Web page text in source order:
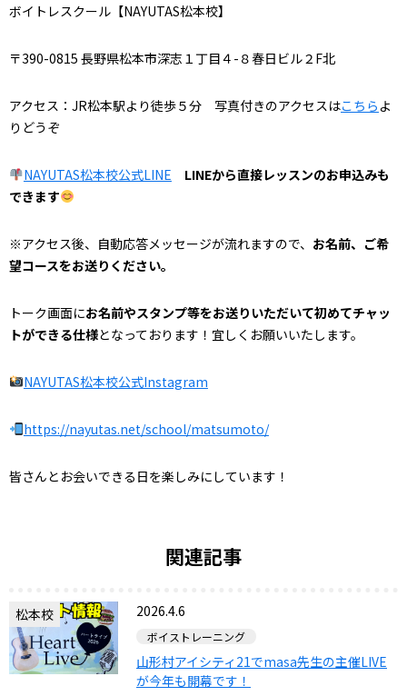
ボイトレスクール【NAYUTAS松本校】
〒390-0815 長野県松本市深志１丁目４-８春日ビル２F北
アクセス：JR松本駅より徒歩５分 写真付きのアクセスはこちら よ
りどうぞ
NAYUTAS松本校公式LINE
LINEから直接レッスンのお申込みも
できます
※アクセス後、自動応答メッセージが流れますので、 お名前、ご希
望コースをお送りください。
トーク画面にお名前やスタンプ等をお送りいただいて初めてチャッ
トができる仕様となっております！宜しくお願いいたします。
NAYUTAS松本校公式Instagram
https://nayutas.net/school/matsumoto/
皆さんとお会いできる日を楽しみにしています！
関連記事
松本校 2026.4.6
ボイストレーニング
山形村アイシティ21でmasa先生の主催LIVE
が今年も開幕です！